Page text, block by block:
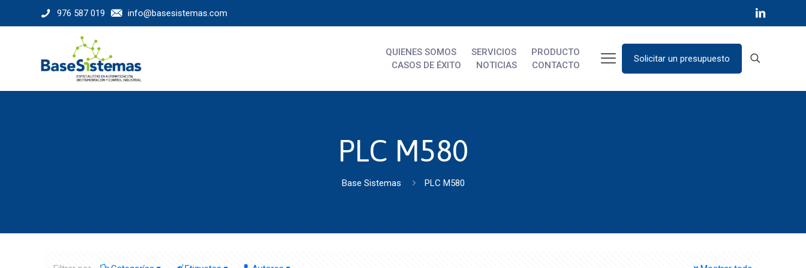
976 587 019 info@basesistemas.com
QUIENES SOMOS SERVICIOS
PRODUCTO
CASOS DE ÉXITO
NOTICIAS CONTACTO
Solicitar un presupuesto
PLC M580
Base Sistemas PLC M580